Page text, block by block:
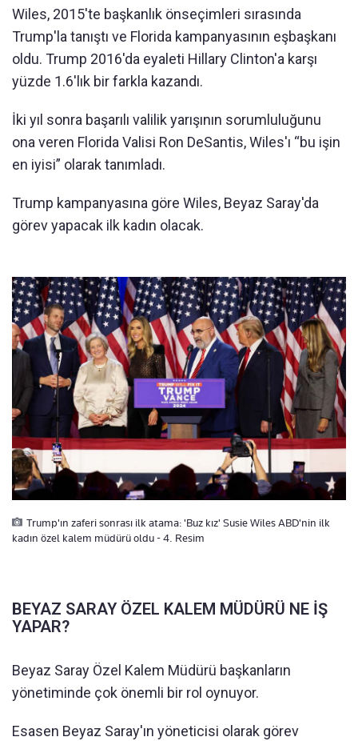
Wiles, 2015'te başkanlık önseçimleri sırasında
Trump'la tanıştı ve Florida kampanyasının eşbaşkanı
oldu. Trump 2016'da eyaleti Hillary Clinton'a karşı
yüzde 1.6'lık bir farkla kazandı.
İki yıl sonra başarılı valilik yarışının sorumluluğunu
ona veren Florida Valisi Ron DeSantis, Wiles'ı “bu işin
en iyisi” olarak tanımladı.
Trump kampanyasına göre Wiles, Beyaz Saray'da
görev yapacak ilk kadın olacak.
Trump'ın zaferi sonrası ilk atama: 'Buz kız' Susie Wiles ABD'nin ilk
kadın özel kalem müdürü oldu - 4. Resim
BEYAZ SARAY ÖZEL KALEM MÜDÜRÜ NE İŞ
YAPAR?
Beyaz Saray Özel Kalem Müdürü başkanların
yönetiminde çok önemli bir rol oynuyor.
Esasen Beyaz Saray'ın yöneticisi olarak görev